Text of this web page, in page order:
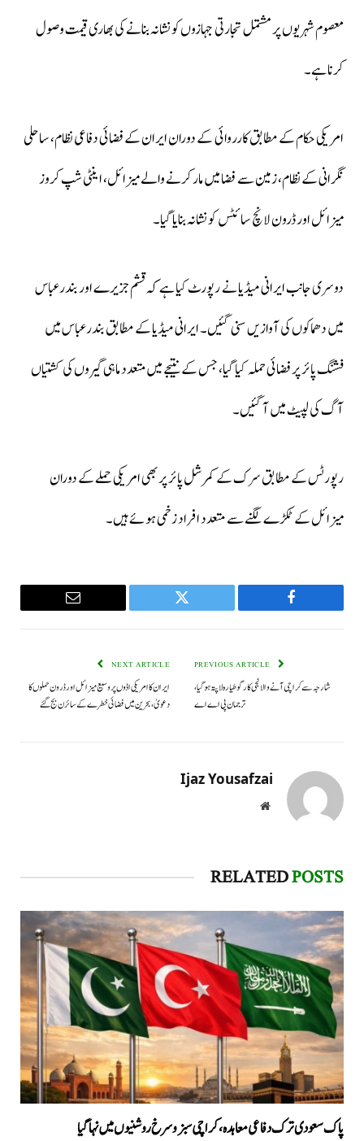
معصوم شہریوں پر مشتمل تجارتی جہازوں کو نشانہ بنانے کی بھاری قیمت وصول
کرنا ہے۔
امریکی حکام کے مطابق کارروائی کے دوران ایران کے فضائی دفاعی نظام، ساحلی
نگرانی کے نظام، زمین سے فضا میں مار کرنے والے میزائل، اینٹی شپ کروز
میزائل اور ڈرون لانچ سائٹس کو نشانہ بنایا گیا۔
دوسری جانب ایرانی میڈیا نے رپورٹ کیا ہے کہ قشم جزیرے اور بندرعباس
میں دھماکوں کی آوازیں سنی گئیں۔ ایرانی میڈیا کے مطابق بندرعباس میں
فشنگ پائر پر فضائی حملہ کیا گیا، جس کے نتیجے میں متعدد ماہی گیروں کی کشتیاں
آگ کی لپیٹ میں آ گئیں۔
رپورٹس کے مطابق سرک کے کمرشل پائر پر بھی امریکی حملے کے دوران
میزائل کے ٹکڑے لگنے سے متعدد افراد زخمی ہوئے ہیں۔
Facebook
Twitter
Email
شارجہ سے کراچی آنے والا نجی کارگو طیارہ لاپتہ ہوگیا،
ترجمان پی اے اے
NEXT ARTICLE
ایران کا امریکی اڈوں پر وسیع میزائل اور ڈرون حملوں کا
دعویٰ، بحرین میں فضائی خطرے کے سائرن بج گئے
Ijaz Yousafzai
Website
RELATEDPOSTS
پاک سعودی ترک دفاعی معاہدہ، کراچی سبز و سرخ روشنیوں میں نہا گیا